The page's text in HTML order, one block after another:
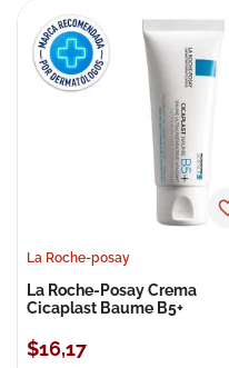
La Roche-posay
La Roche-Posay Crema
Cicaplast Baume B5+
$16,17